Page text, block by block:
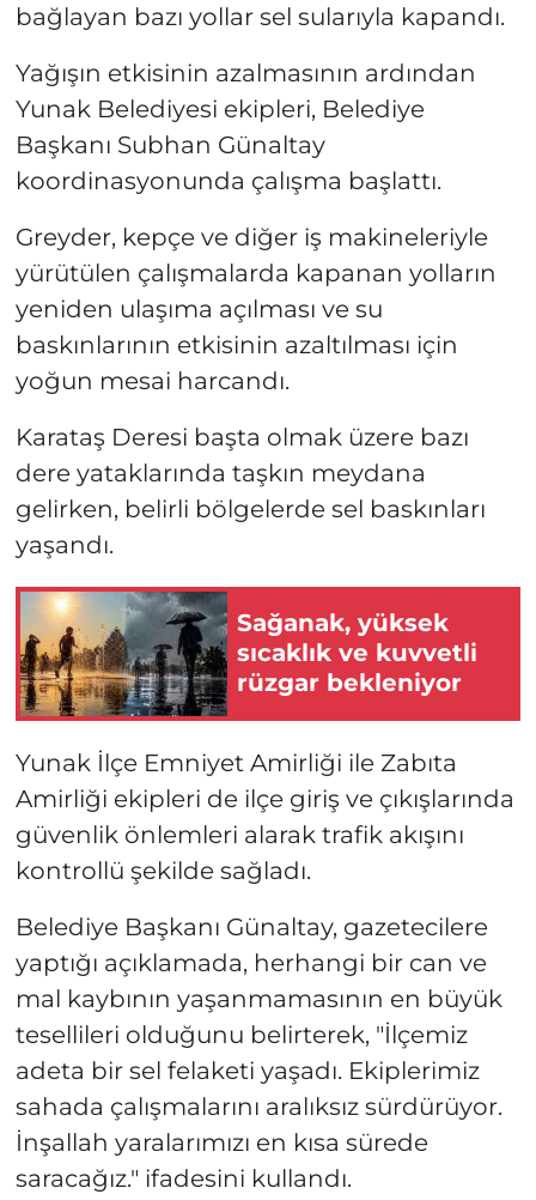
bağlayan bazı yollar sel sularıyla kapandı.
Yağışın etkisinin azalmasının ardından
Yunak Belediyesi ekipleri, Belediye
Başkanı Subhan Günaltay
koordinasyonunda çalışma başlattı.
Greyder, kepçe ve diğer iş makineleriyle
yürütülen çalışmalarda kapanan yolların
yeniden ulaşıma açılması ve su
baskınlarının etkisinin azaltılması için
yoğun mesai harcandı.
Karataş Deresi başta olmak üzere bazı
dere yataklarında taşkın meydana
gelirken, belirli bölgelerde sel baskınları
yaşandı.
Sağanak, yüksek
sıcaklık ve kuvvetli
rüzgar bekleniyor
Yunak İlçe Emniyet Amirliği ile Zabıta
Amirliği ekipleri de ilçe giriş ve çıkışlarında
güvenlik önlemleri alarak trafik akışını
kontrollü şekilde sağladı.
Belediye Başkanı Günaltay, gazetecilere
yaptığı açıklamada, herhangi bir can ve
mal kaybının yaşanmamasının en büyük
tesellileri olduğunu belirterek, "İlçemiz
adeta bir sel felaketi yaşadı. Ekiplerimiz
sahada çalışmalarını aralıksız sürdürüyor.
İnşallah yaralarımızı en kısa sürede
saracağız." ifadesini kullandı.